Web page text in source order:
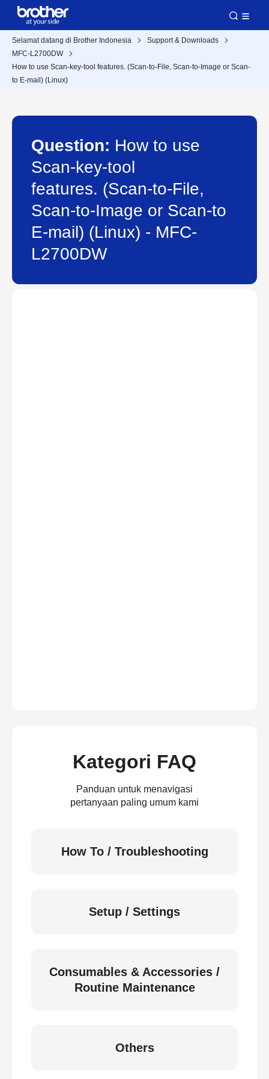
Selamat datang di Brother Indonesia
Support & Downloads
MFC-L2700DW
How to use Scan-key-tool features. (Scan-to-File, Scan-to-Image or Scan-
to E-mail) (Linux)
Question: How to use
Scan-key-tool
features. (Scan-to-File,
Scan-to-Image or Scan-to
E-mail) (Linux) - MFC-
L2700DW
Kategori FAQ
Panduan untuk menavigasi
pertanyaan paling umum kami
How To / Troubleshooting
Setup / Settings
Consumables & Accessories /
Routine Maintenance
Others